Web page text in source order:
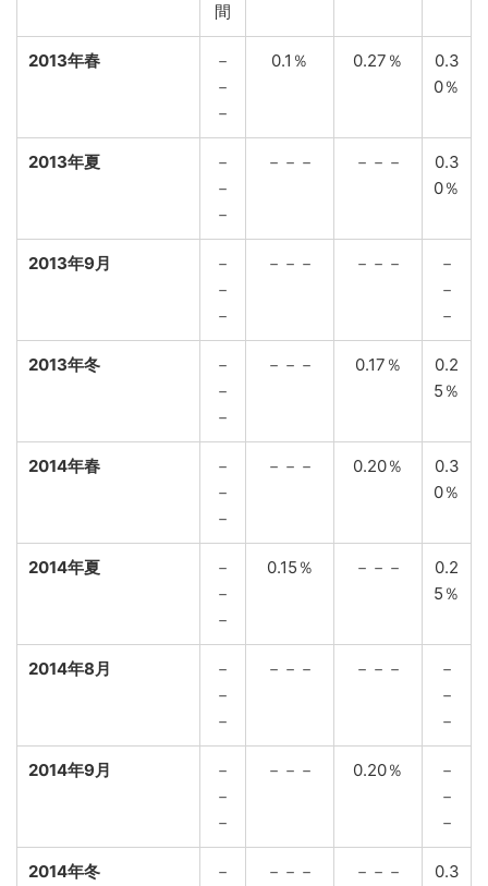
間
2013年春
－
－
－
0.1％ 0.27％
0.3
0％
2013年夏
－
－
－
－－－ －－－
0.3
0％
2013年9月
－
－
－
－－－ －－－
－
－
－
2013年冬
－
－
－
－－－ 0.17％
0.2
5％
2014年春
－
－
－
－－－ 0.20％
0.3
0％
2014年夏
－
－
－
0.15％ －－－
0.2
5％
2014年8月
－
－
－
－－－ －－－
－
－
－
2014年9月
－
－
－
－－－ 0.20％
－
－
－
2014年冬
－
－－－ －－－
0.3